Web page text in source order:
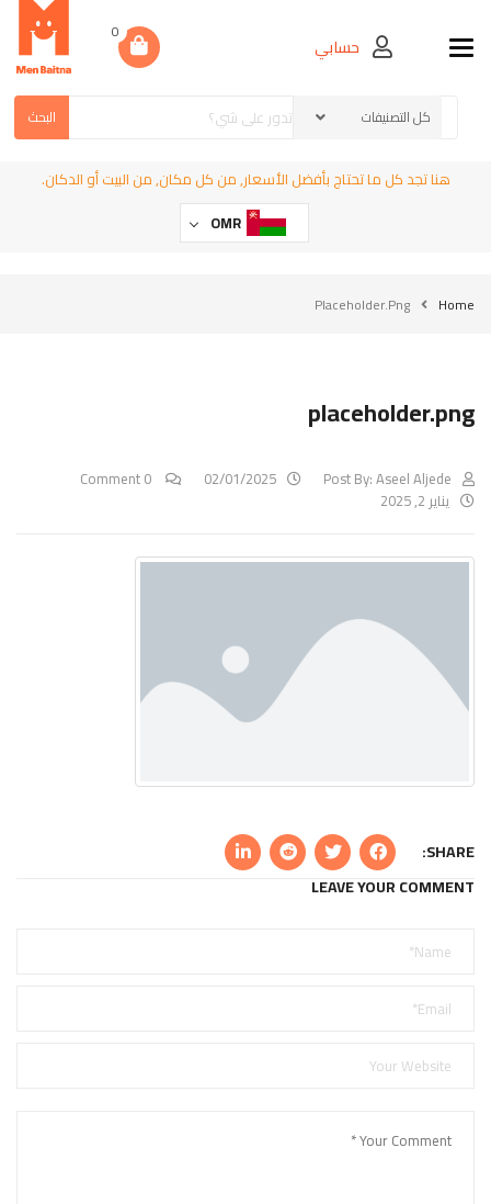
Toggle navigationحسابي
0
البحث
هنا تجد كل ما تحتاج بأفضل الأسعار, من كل مكان, من البيت أو الدكان.
OMR
Home
Placeholder.png
placeholder.png
Post By:Aseel Aljede
02/01/2025
يناير 2, 2025
SHARE:
LEAVE YOUR COMMENT